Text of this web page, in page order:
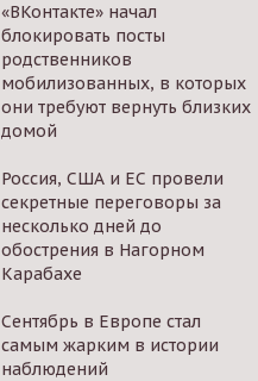
«ВКонтакте» начал
блокировать посты
родственников
мобилизованных, в которых
они требуют вернуть близких
домой
Россия, США и ЕС провели
секретные переговоры за
несколько дней до
обострения в Нагорном
Карабахе
Сентябрь в Европе стал
самым жарким в истории
наблюдений